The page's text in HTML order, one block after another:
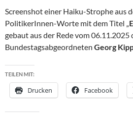
Screenshot einer Haiku-Strophe aus
PolitikerInnen-Worte mit dem Titel „
gebaut aus der Rede vom 06.11.2025
Bundestagsabgeordneten Georg
TEILEN MIT:
Drucken Facebook